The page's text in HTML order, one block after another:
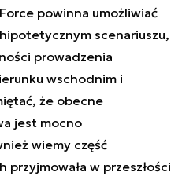
powinna umożliwiać
scenariuszu,
prowadzenia
wschodnim i
że obecne
jest mocno
wiemy część
w przeszłości